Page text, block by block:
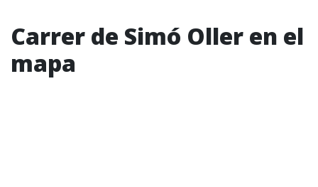
Carrer de Simó Oller en el
mapa